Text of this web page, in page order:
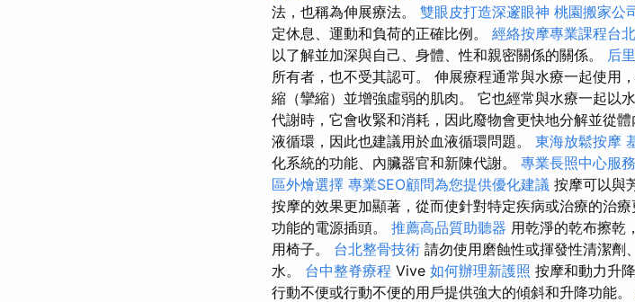
法，也稱為伸展療法。 雙眼皮打造深邃眼神 桃園搬家公
定休息、運動和負荷的正確比例。 經絡按摩專業課程台北
以了解並加深與自己、身體、性和親密關係的關係。 后
所有者，也不受其認可。 伸展療程通常與水療一起使用
縮（攣縮）並增強虛弱的肌肉。 它也經常與水療一起以
代謝時，它會收緊和消耗，因此廢物會更快地分解並從體
液循環，因此也建議用於血液循環問題。 東海放鬆按摩
化系統的功能、內臟器官和新陳代謝。 專業長照中心服務
區外燴選擇 專業SEO顧問為您提供優化建議 按摩可以與
按摩的效果更加顯著，從而使針對特定疾病或治療的治
功能的電源插頭。 推薦高品質助聽器 用乾淨的乾布擦乾
用椅子。 台北整骨技術 請勿使用磨蝕性或揮發性清潔劑
水。 台中整脊療程 Vive 如何辦理新護照 按摩和動力升
行動不便或行動不便的用戶提供強大的傾斜和升降功能。